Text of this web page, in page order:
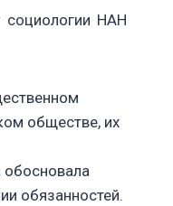
социологии НАН
обществе, их
обосновала
обязанностей.